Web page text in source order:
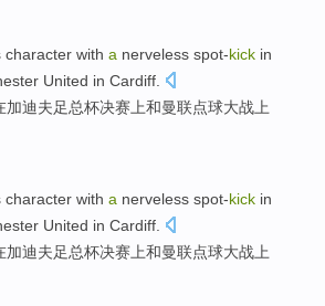
character with a nerveless spot-kick in
United in Cardiff
加迪夫足总杯决赛 上和曼联点球大战上
character with a nerveless spot-kick in
United in Cardiff
加迪夫足总杯决赛 上和曼联点球大战上